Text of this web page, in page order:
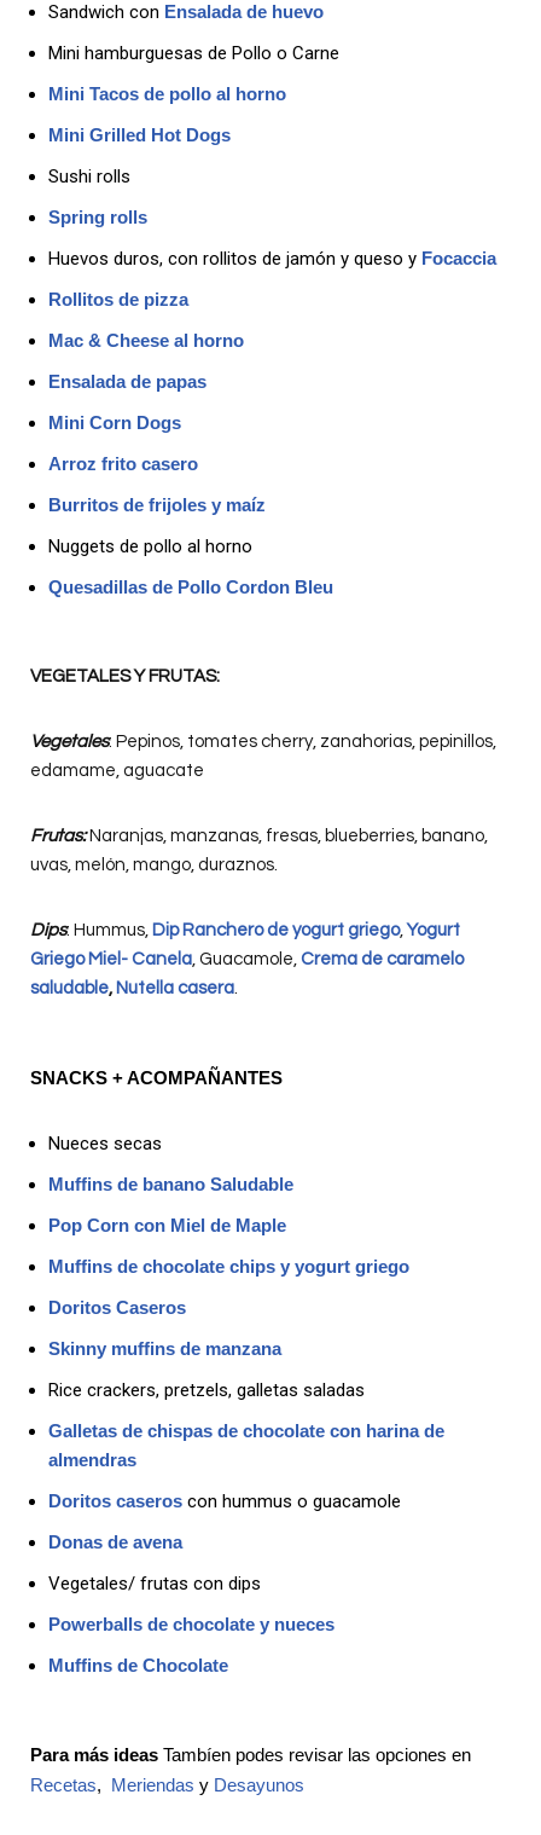
Sandwich con Ensalada de huevo
Mini hamburguesas de Pollo o Carne
Mini Tacos de pollo al horno
Mini Grilled Hot Dogs
Sushi rolls
Spring rolls
Huevos duros, con rollitos de jamón y queso y Focaccia
Rollitos de pizza
Mac & Cheese al horno
Ensalada de papas
Mini Corn Dogs
Arroz frito casero
Burritos de frijoles y maíz
Nuggets de pollo al horno
Quesadillas de Pollo Cordon Bleu
VEGETALES Y FRUTAS:
Vegetales: Pepinos, tomates cherry, zanahorias, pepinillos,
edamame, aguacate
Frutas:Naranjas, manzanas, fresas, blueberries, banano,
uvas, melón, mango, duraznos.
Dips: Hummus, Dip Ranchero de yogurt griego, Yogurt
Griego Miel- Canela, Guacamole, Crema de caramelo
saludable, Nutella casera.
SNACKS + ACOMPAÑANTES
Nueces secas
Muffins de banano Saludable
Pop Corn con Miel de Maple
Muffins de chocolate chips y yogurt griego
Doritos Caseros
Skinny muffins de manzana
Rice crackers, pretzels, galletas saladas
Galletas de chispas de chocolate con harina de
almendras
Doritos caseros con hummus o guacamole
Donas de avena
Vegetales/ frutas con dips
Powerballs de chocolate y nueces
Muffins de Chocolate
Para más ideas Tambíen podes revisar las opciones en
Recetas, Meriendas y Desayunos